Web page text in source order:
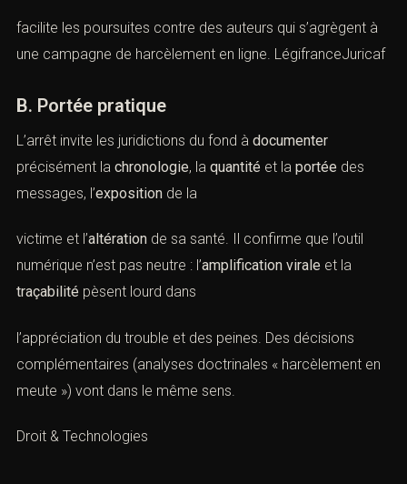
facilite les poursuites contre des auteurs qui s’agrègent à
une campagne de harcèlement en ligne. LégifranceJuricaf
B. Portée pratique
L’arrêt invite les juridictions du fond à documenter
précisément la chronologie, la quantité et la portée des
messages, l’exposition de la
victime et l’altération de sa santé. Il confirme que l’outil
numérique n’est pas neutre : l’amplification virale et la
traçabilité pèsent lourd dans
l’appréciation du trouble et des peines. Des décisions
complémentaires (analyses doctrinales « harcèlement en
meute ») vont dans le même sens.
Droit & Technologies